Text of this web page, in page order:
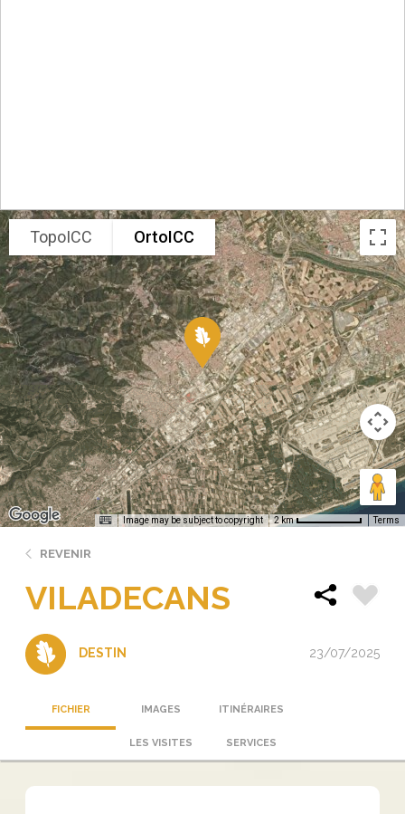
TopoICC OrtoICC
Image may be subject to copyright 2 km Terms
REVENIR
VILADECANS
DESTIN 23/07/2025
FICHIER IMAGES ITINÉRAIRES
LES VISITES SERVICES